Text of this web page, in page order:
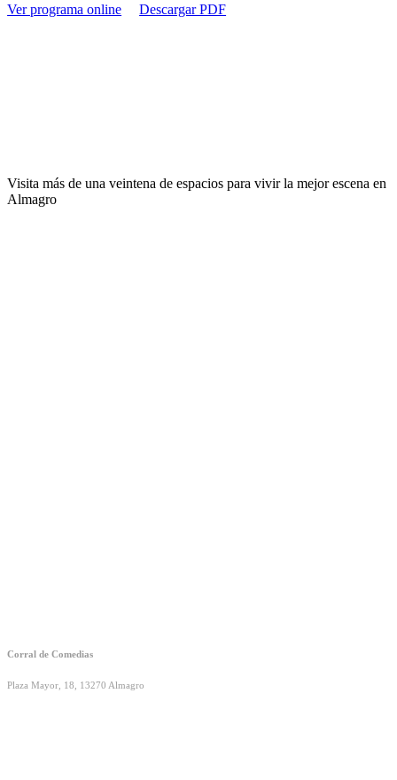
Consulta el programa de la 49ª
Ver programa online
Descargar PDF
Nuestros escenarios
Visita más de una veintena de espacios para vivir la mejor escena en
Almagro
Corral de Comedias
Plaza Mayor, 18, 13270 Almagro